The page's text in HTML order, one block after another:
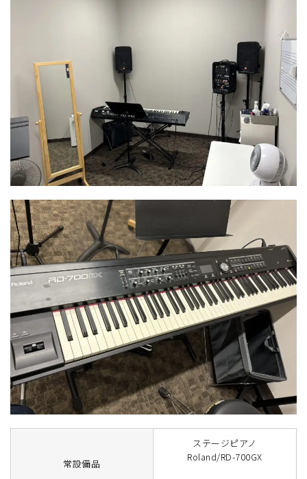
常設備品
ステージピアノ
Roland/RD-700GX